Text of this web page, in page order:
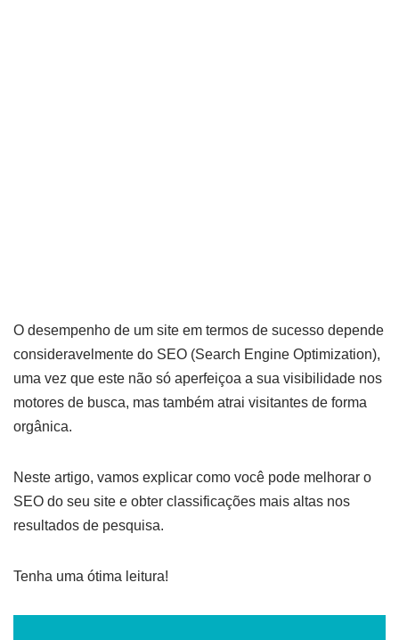
O desempenho de um site em termos de sucesso depende
consideravelmente do SEO (Search Engine Optimization),
uma vez que este não só aperfeiçoa a sua visibilidade nos
motores de busca, mas também atrai visitantes de forma
orgânica.
Neste artigo, vamos explicar como você pode melhorar o
SEO do seu site e obter classificações mais altas nos
resultados de pesquisa.
Tenha uma ótima leitura!